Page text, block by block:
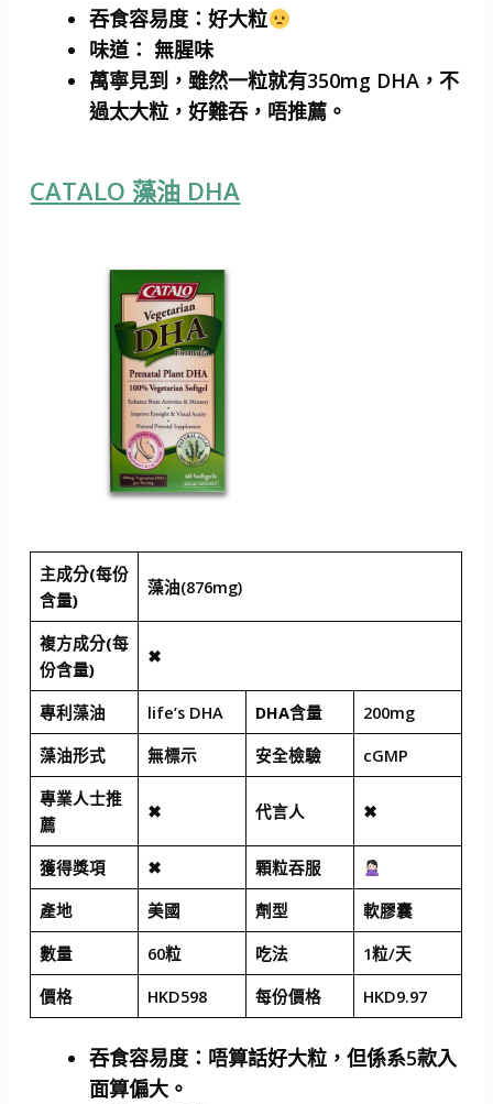
吞食容易度 ：好大粒
味道： 無腥味
萬寧見到，雖然一粒就有350mg DHA，不
過太大粒，好難吞，唔推薦。
CATALO 藻油 DHA
主成分(每份
含量)
藻油(876mg)
複方成分(每
份含量)
✖
專利藻油 life’s DHA DHA含量
200mg
藻油形式
無標示 安全檢驗
cGMP
專業人士推
薦
✖ 代言人 ✖
獲得獎項 ✖
顆粒吞服
產地
美國 劑型
軟膠囊
數量
60粒 吃法
1粒/天
價格
HKD598 每份價格 HKD9.97
吞食容易度 ：唔算話好大粒，但係系5款入
面算偏大。